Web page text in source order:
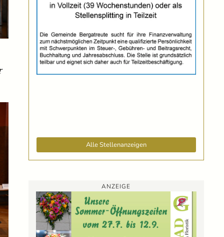
Alle Stellenanzeigen
ANZEIGE